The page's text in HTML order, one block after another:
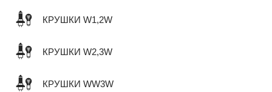
КРУШКИ W1,2W
КРУШКИ W2,3W
КРУШКИ WW3W